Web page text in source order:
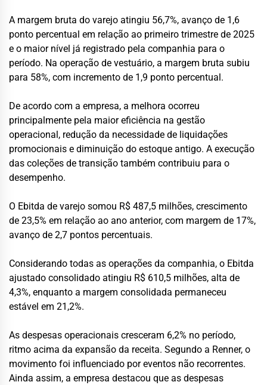
A margem bruta do varejo atingiu 56,7%, avanço de 1,6
ponto percentual em relação ao primeiro trimestre de 2025
e o maior nível já registrado pela companhia para o
período. Na operação de vestuário, a margem bruta subiu
para 58%, com incremento de 1,9 ponto percentual.
De acordo com a empresa, a melhora ocorreu
principalmente pela maior eficiência na gestão
operacional, redução da necessidade de liquidações
promocionais e diminuição do estoque antigo. A execução
das coleções de transição também contribuiu para o
desempenho.
O Ebitda de varejo somou R$ 487,5 milhões, crescimento
de 23,5% em relação ao ano anterior, com margem de 17%,
avanço de 2,7 pontos percentuais.
Considerando todas as operações da companhia, o Ebitda
ajustado consolidado atingiu R$ 610,5 milhões, alta de
4,3%, enquanto a margem consolidada permaneceu
estável em 21,2%.
As despesas operacionais cresceram 6,2% no período,
ritmo acima da expansão da receita. Segundo a Renner, o
movimento foi influenciado por eventos não recorrentes.
Ainda assim, a empresa destacou que as despesas